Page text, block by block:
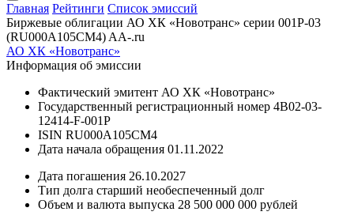
Главная Рейтинги Список эмиссий
Биржевые облигации АО ХК «Новотранс» серии 001P-03
(RU000A105CM4) AA-.ru
АО ХК «Новотранс»
Информация об эмиссии
Фактический эмитент АО ХК «Новотранс»
Государственный регистрационный номер 4B02-03-
12414-F-001P
ISIN RU000A105CM4
Дата начала обращения 01.11.2022
Дата погашения 26.10.2027
Тип долга старший необеспеченный долг
Объем и валюта выпуска 28 500 000 000 рублей